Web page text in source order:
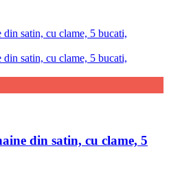
din satin, cu clame, 5